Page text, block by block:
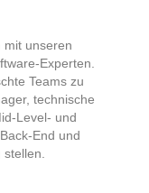
mit unseren
Experten.
Teams zu
technische
Level- und
End und